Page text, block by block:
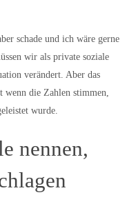
schade und ich wäre gerne
wir als private soziale
verändert. Aber das
die Zahlen stimmen,
wurde.
nennen,